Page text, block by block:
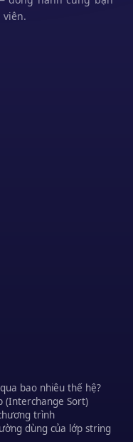
bao nhiêu thế hệ?
(Interchange Sort)
trình
dùng của lớp string